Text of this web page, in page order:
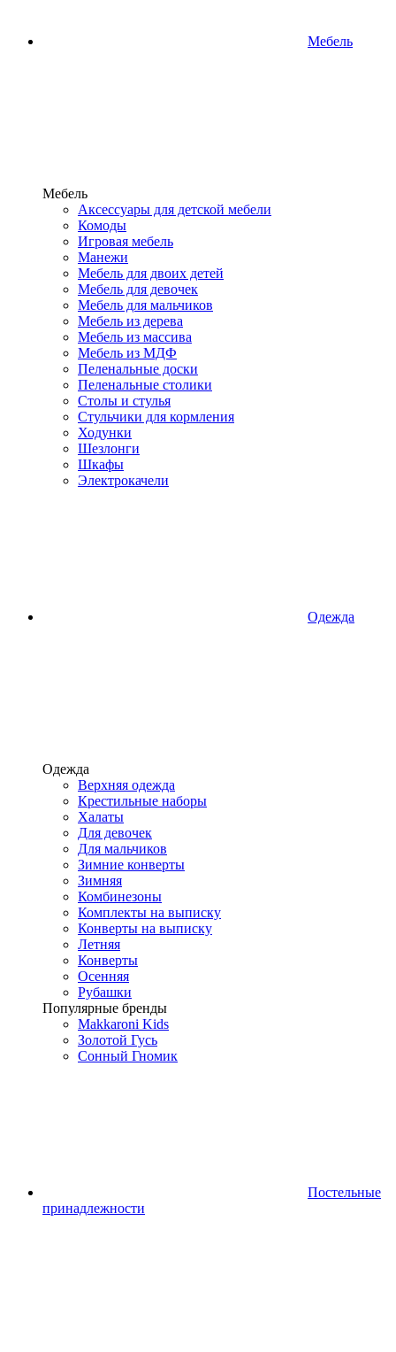
Мебель
Мебель
Аксессуары для детской мебели
Комоды
Игровая мебель
Манежи
Мебель для двоих детей
Мебель для девочек
Мебель для мальчиков
Мебель из дерева
Мебель из массива
Мебель из МДФ
Пеленальные доски
Пеленальные столики
Столы и стулья
Стульчики для кормления
Ходунки
Шезлонги
Шкафы
Электрокачели
Одежда
Одежда
Верхняя одежда
Крестильные наборы
Халаты
Для девочек
Для мальчиков
Зимние конверты
Зимняя
Комбинезоны
Комплекты на выписку
Конверты на выписку
Летняя
Конверты
Осенняя
Рубашки
Популярные бренды
Makkaroni Kids
Золотой Гусь
Сонный Гномик
Постельные
принадлежности